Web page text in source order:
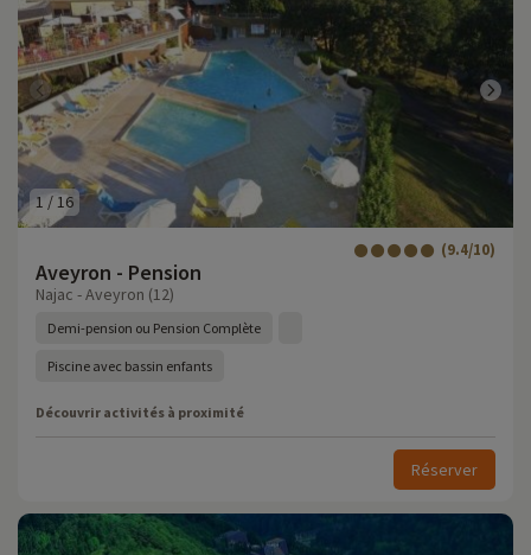
1/16
Aveyron - Pension
(9.4/10)
Najac - Aveyron (12)
Demi-pension ou Pension Complète
Piscine avec bassin enfants
Découvrir activités à proximité
Réserver